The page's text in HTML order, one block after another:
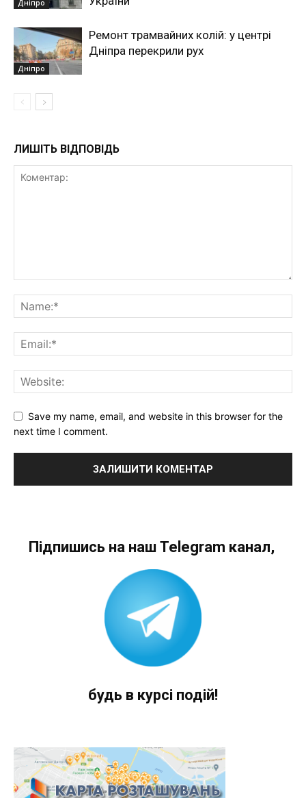
Дніпро
Дніпро
Ремонт трамвайних колій: у центрі
Дніпра перекрили рух
ЛИШІТЬ ВІДПОВІДЬ
Save my name, email, and website in this browser for the
next time I comment.
Підпишись на наш Telegram канал,
будь в курсі подій!